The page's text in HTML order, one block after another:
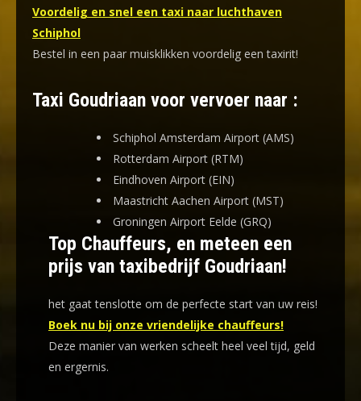
Voordelig en snel een taxi naar luchthaven
Schiphol
Bestel in een paar muisklikken voordelig een taxirit!
Taxi Goudriaan voor vervoer naar :
Schiphol Amsterdam Airport (AMS)
Rotterdam Airport (RTM)
Eindhoven Airport (EIN)
Maastricht Aachen Airport (MST)
Groningen Airport Eelde (GRQ)
Top Chauffeurs, en meteen een
prijs van taxibedrijf Goudriaan!
het gaat tenslotte om de perfecte start van uw reis!
Boek nu bij onze vriendelijke chauffeurs!
Deze manier van werken scheelt heel veel tijd, geld
en ergernis.